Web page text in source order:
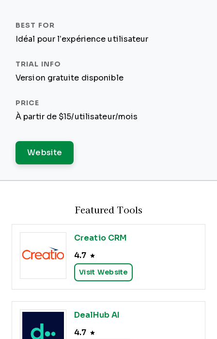
Idéal pour l’expérience utilisateur
Version gratuite disponible
À partir de $15/utilisateur/mois
Website
Featured Tools
Creatio CRM
4.7
Visit Website
DealHub AI
4.7